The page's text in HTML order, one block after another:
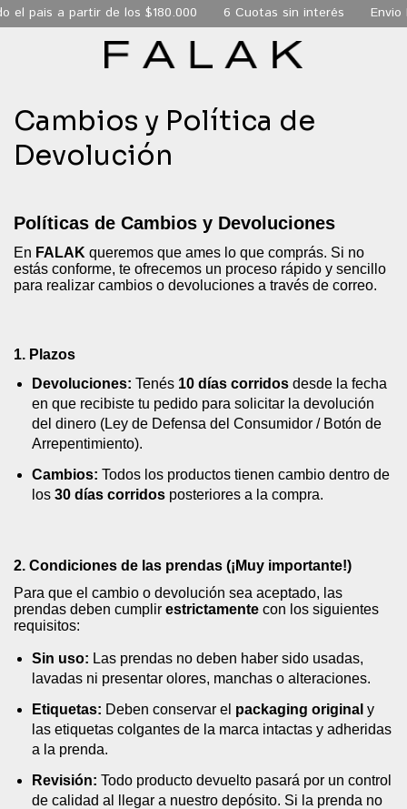
pais a partir de los $180.000 6 Cuotas sin interés Envio
Cambios y Política de
Devolución
Políticas de Cambios y Devoluciones
En FALAK queremos que ames lo que comprás. Si no
estás conforme, te ofrecemos un proceso rápido y sencillo
para realizar cambios o devoluciones a través de correo.
1. Plazos
Devoluciones: Tenés 10 días corridos desde la fecha
en que recibiste tu pedido para solicitar la devolución
del dinero (Ley de Defensa del Consumidor / Botón de
Arrepentimiento).
Cambios: Todos los productos tienen cambio dentro de
los 30 días corridos posteriores a la compra.
2. Condiciones de las prendas (¡Muy importante!)
Para que el cambio o devolución sea aceptado, las
prendas deben cumplir estrictamente con los siguientes
requisitos:
Sin uso: Las prendas no deben haber sido usadas,
lavadas ni presentar olores, manchas o alteraciones.
Etiquetas: Deben conservar el packaging original y
las etiquetas colgantes de la marca intactas y adheridas
a la prenda.
Revisión: Todo producto devuelto pasará por un control
de calidad al llegar a nuestro depósito. Si la prenda no